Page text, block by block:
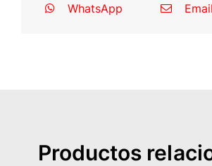
puertas)
WhatsApp
Email
Productos